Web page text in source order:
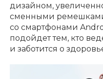
дизайном,
сменными
со смартфонами
подойдет тем, кто
и заботится о